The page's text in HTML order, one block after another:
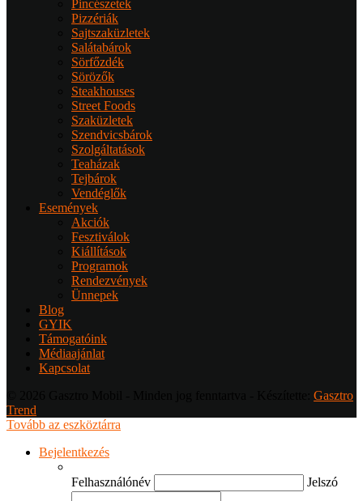
Pincészetek
Pizzériák
Sajtszaküzletek
Salátabárok
Sörfőzdék
Sörözők
Steakhouses
Street Foods
Szaküzletek
Szendvicsbárok
Szolgáltatások
Teaházak
Tejbárok
Vendéglők
Események
Akciók
Fesztiválok
Kiállítások
Programok
Rendezvények
Ünnepek
Blog
GYIK
Támogatóink
Médiaajánlat
Kapcsolat
Gasztro
Trend
Tovább az eszköztárra
Bejelentkezés
Felhasználónév Jelszó